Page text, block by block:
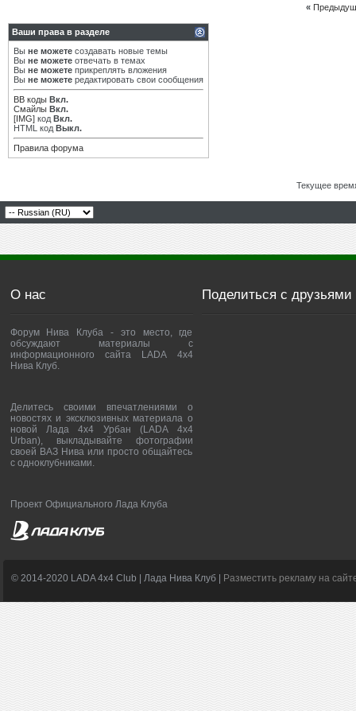
«
Ваши права в разделе
Вы не можете создавать новые темы
Вы не можете отвечать в темах
Вы не можете прикреплять вложения
Вы не можете редактировать свои сообщения
BB коды Вкл.
Смайлы Вкл.
[IMG] код Вкл.
HTML код Выкл.
Правила форума
Текущее
О нас
Форум Нива Клуба - это место, где
обсуждают материалы с
информационного сайта LADA 4x4
Нива Клуб.
Делитесь своими впечатлениями о
новостях и эксклюзивных материала о
новой Лада 4х4 Урбан (LADA 4x4
Urban), выкладывайте фотографии
своей ВАЗ Нива или просто общайтесь
с одноклубниками.
Проект Официального Лада Клуба
Поделиться с друзьями
© 2014-2020 LADA 4x4 Club | Лада Нива Клуб | Разместить рекламу на